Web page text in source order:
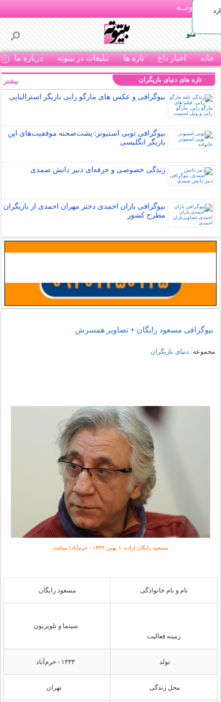
بـیتوتــه
منو
خانه اخبار داغ تازه ها تبلیغات در بیتوته درباره ما
تازه های دنیای بازیگران
بیوگرافی و عکس های مارگو رابی بازیگر استرالیایی
بیوگرافی توبی استیونز: پشت‌صحنه موفقیت‌های این
بازیگر انگلیسی
زندگی خصوصی و حرفه‌ای دنیز دانش صمدی
بیوگرافی باران احمدی دختر مهران احمدی از بازیگران
مطرح کشور
بیشتر
بیوگرافی مسعود رایگان + تصاویر همسرش
مجموعه: دنیای بازیگران
مسعود رایگان (زاده: ۱ بهمن ۱۳۳۳ - خرم‌آباد) میباشد
نام و نام خانوادگی مسعود رایگان
زمینه فعالیت
سینما و تلویزیون
تولد
محل زندگی تهران